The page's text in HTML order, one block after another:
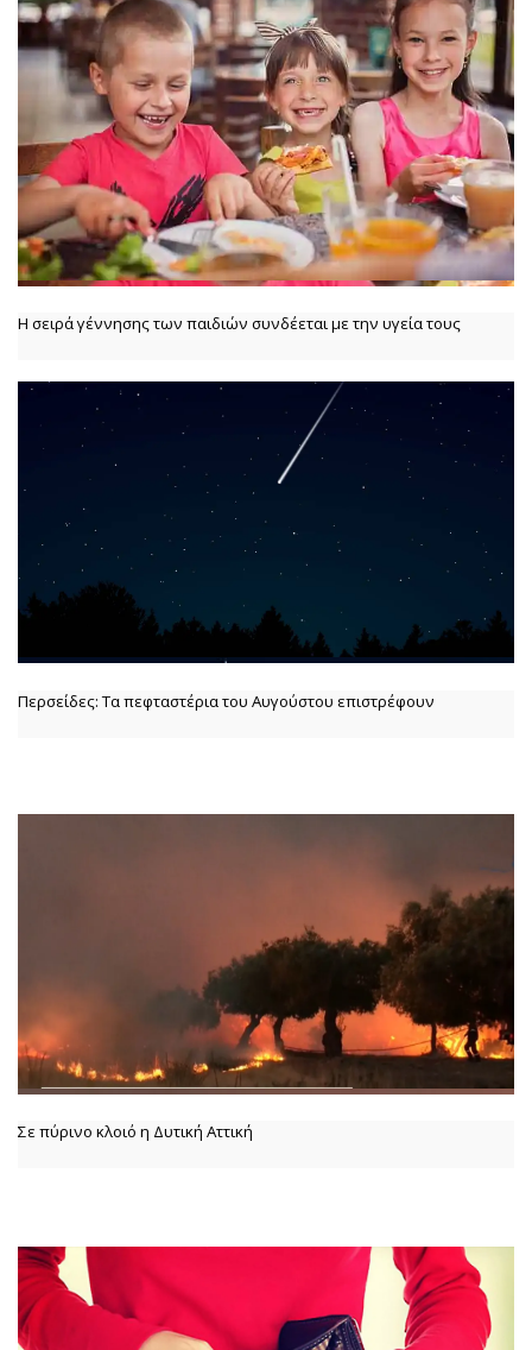
Η σειρά γέννησης των παιδιών συνδέεται με την υγεία τους
Περσείδες: Τα πεφταστέρια του Αυγούστου επιστρέφουν
Σε πύρινο κλοιό η Δυτική Αττική